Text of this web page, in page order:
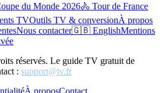
du Monde 2026🚴 Tour de France
TVOutils TV & conversionÀ propos
Nous contacter🇬🇧 EnglishMentions
réservés. Le guide TV gratuit de
: support@tv.fr